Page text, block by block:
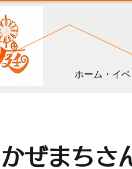
ホーム・イ
かぜまちさ